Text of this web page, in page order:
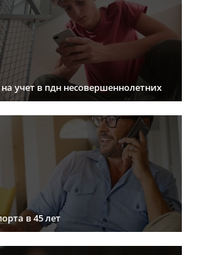
учет в пдн несовершеннолетних
в 45 лет